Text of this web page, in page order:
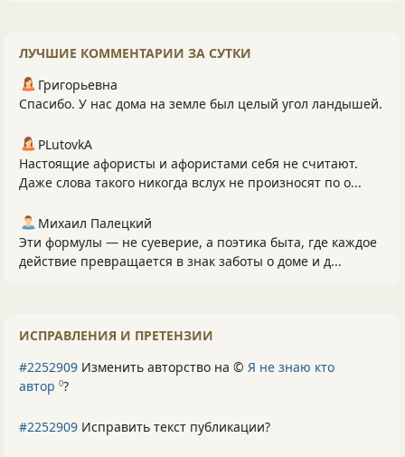
ЛУЧШИЕ КОММЕНТАРИИ ЗА СУТКИ
Григорьевна
Спасибо. У нас дома на земле был целый угол ландышей.
PLutоvkА
Настоящие афористы и афористами себя не считают.
Даже слова такого никогда вслух не произносят по о...
Михаил Палецкий
Эти формулы — не суеверие, а поэтика быта, где каждое
действие превращается в знак заботы о доме и д...
ИСПРАВЛЕНИЯ И ПРЕТЕНЗИИ
#2252909 Изменить авторство на © Я не знаю кто
автор 0?
#2252909 Исправить текст публикации?